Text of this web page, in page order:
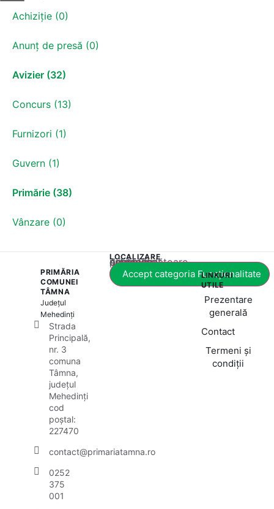
Achiziție (0)
Anunț de presă (0)
Avizier (32)
Concurs (13)
Furnizori (1)
Guvern (1)
Primărie (38)
Vânzare (0)
PRIMĂRIA
COMUNEI
TÂMNA
Județul
Mehedinți
Strada
Principală,
nr. 3
comuna
Tâmna,
județul
Mehedinți
cod
poștal:
227470
contact@primariatamna.ro
0252
375
001
LOCALIZARE
Acest conținut este blocat până când acceptați categoria corespunzătoare de cookie-uri.
Accept categoria Funcționalitate
LINKURI
UTILE
Prezentare
generală
Contact
Termeni și
condiții